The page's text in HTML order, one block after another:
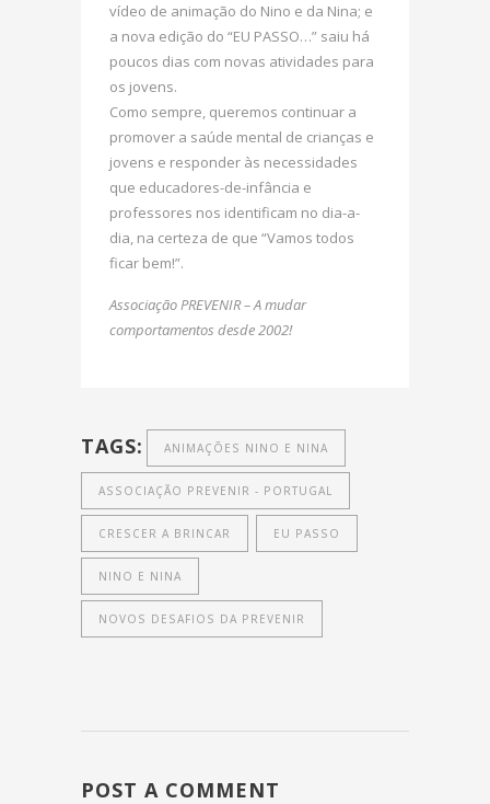
vídeo de animação do Nino e da Nina; e
a nova edição do “EU PASSO…” saiu há
poucos dias com novas atividades para
os jovens.
Como sempre, queremos continuar a
promover a saúde mental de crianças e
jovens e responder às necessidades
que educadores-de-infância e
professores nos identificam no dia-a-
dia, na certeza de que “Vamos todos
ficar bem!”.
Associação PREVENIR – A mudar
comportamentos desde 2002!
TAGS: ANIMAÇÕES NINO E NINA
ASSOCIAÇÃO PREVENIR - PORTUGAL
CRESCER A BRINCAR EU PASSO
NINO E NINA
NOVOS DESAFIOS DA PREVENIR
POST A COMMENT